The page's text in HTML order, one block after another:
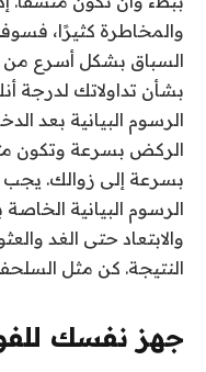
والمخاطرة كثيرًا،
السباق بشكل أسرع من
بشأن تداولاتك لدرجة
الرسوم البيانية بعد
الركض بسرعة وتكون
بسرعة إلى زوالك. يجب
الرسوم البيانية
والابتعاد حتى الغد
النتيجة. كن مثل
جهز نفسك